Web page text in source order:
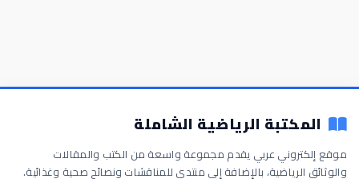
المكتبة الرياضية الشاملة
موقع إلكتروني عربي يقدم مجموعة واسعة من الكتب والمقالات
والوثائق الرياضية، بالإضافة إلى منتدى للمناقشات ونصائح صحية وغذائية.